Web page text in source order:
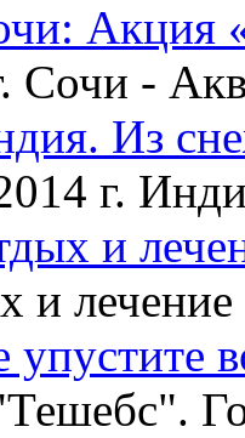
Акция
Сочи -
Из
г.
и
и лечение
упустите